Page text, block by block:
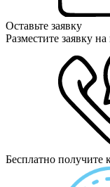
Оставьте заявку
Разместите заявку
Бесплатно получите